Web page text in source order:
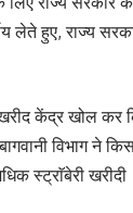
लेते हुए, राज्य
खरीद केंद्र खोल
विभाग ने
स्ट्राॅबेरी खरीदी